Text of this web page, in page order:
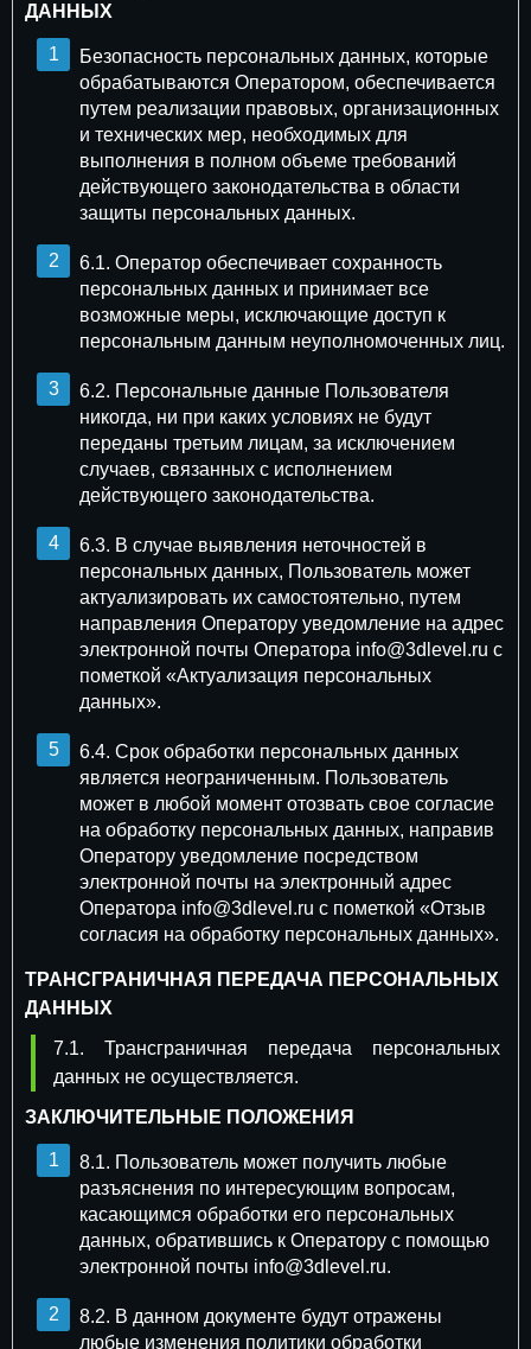
Укажите контакты для отправки расчета
стоимости (Whatsapp/Telegram/E-mail)
Даю согласиена обработку персональных данных
ДАННЫХ
Безопасность персональных данных, которые
обрабатываются Оператором, обеспечивается
путем реализации правовых, организационных
и технических мер, необходимых для
выполнения в полном объеме требований
действующего законодательства в области
защиты персональных данных.
6.1. Оператор обеспечивает сохранность
персональных данных и принимает все
возможные меры, исключающие доступ к
персональным данным неуполномоченных лиц.
6.2. Персональные данные Пользователя
никогда, ни при каких условиях не будут
переданы третьим лицам, за исключением
случаев, связанных с исполнением
действующего законодательства.
6.3. В случае выявления неточностей в
персональных данных, Пользователь может
актуализировать их самостоятельно, путем
направления Оператору уведомление на адрес
электронной почты Оператора info@3dlevel.ru с
пометкой «Актуализация персональных
данных».
6.4. Срок обработки персональных данных
является неограниченным. Пользователь
может в любой момент отозвать свое согласие
на обработку персональных данных, направив
Оператору уведомление посредством
электронной почты на электронный адрес
Оператора info@3dlevel.ru с пометкой «Отзыв
согласия на обработку персональных данных».
ТРАНСГРАНИЧНАЯ ПЕРЕДАЧА ПЕРСОНАЛЬНЫХ
ДАННЫХ
7.1. Трансграничная передача персональных
данных не осуществляется.
ЗАКЛЮЧИТЕЛЬНЫЕ ПОЛОЖЕНИЯ
8.1. Пользователь может получить любые
разъяснения по интересующим вопросам,
касающимся обработки его персональных
данных, обратившись к Оператору с помощью
электронной почты info@3dlevel.ru.
8.2. В данном документе будут отражены
любые изменения политики обработки